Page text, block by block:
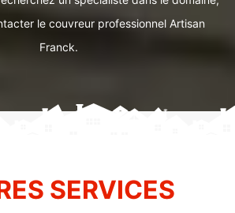
le couvreur professionnel Artisan
Franck.
SERVICES